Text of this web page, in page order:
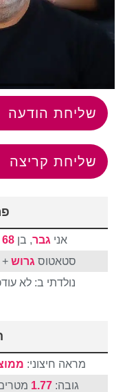
שליחת הודעה
שליחת קריצה
אני גבר, בן68
סטאטוס גרוש + 3
נולדתי ב: לא
מראה חיצוני:
גובה: 1.77